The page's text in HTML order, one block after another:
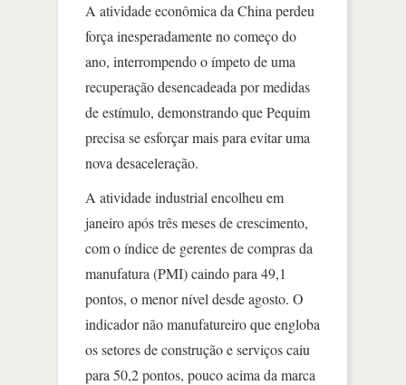
A atividade econômica da China perdeu
força inesperadamente no começo do
ano, interrompendo o ímpeto de uma
recuperação desencadeada por medidas
de estímulo, demonstrando que Pequim
precisa se esforçar mais para evitar uma
nova desaceleração.
A atividade industrial encolheu em
janeiro após três meses de crescimento,
com o índice de gerentes de compras da
manufatura (PMI) caindo para 49,1
pontos, o menor nível desde agosto. O
indicador não manufatureiro que engloba
os setores de construção e serviços caiu
para 50,2 pontos, pouco acima da marca